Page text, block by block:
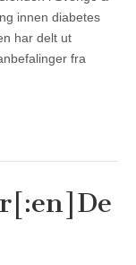
innen diabetes
har delt ut
fra